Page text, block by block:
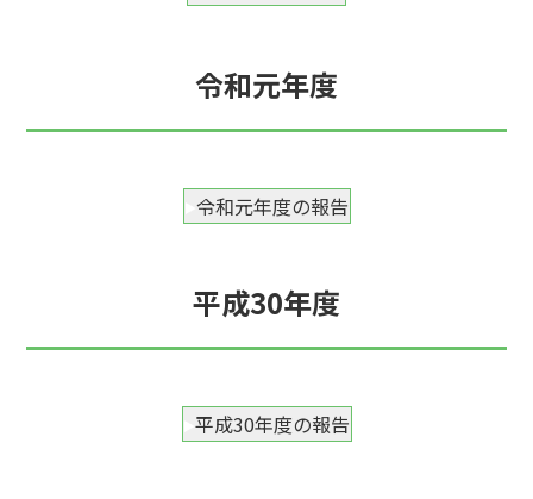
令和元年度
令和元年度の報告
平成30年度
平成30年度の報告